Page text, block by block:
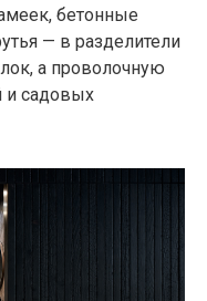
бетонные
— в разделители
а проволочную
и садовых